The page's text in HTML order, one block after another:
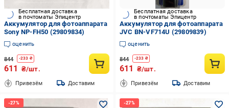
Бесплатная доставка
в почтоматы Эпицентр
Аккумулятор для фотоаппарата
Sony NP-FH50 (29809834)
оценить
844 -233 ₴
611 ₴/шт.
Привезём Доставим
Бесплатная доставка
в почтоматы Эпицентр
Аккумулятор для фотоаппарата
JVC BN-VF714U (29809839)
оценить
844 -233 ₴
611 ₴/шт.
Привезём Доставим